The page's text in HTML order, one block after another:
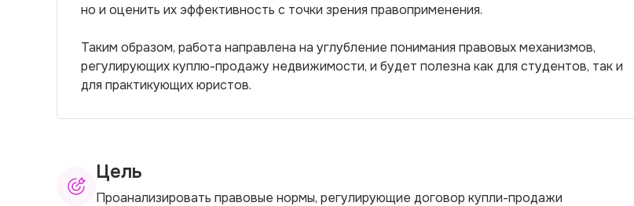
но и оценить их эффективность с точки зрения правоприменения.
Таким образом, работа направлена на углубление понимания правовых механизмов,
регулирующих куплю-продажу недвижимости, и будет полезна как для студентов, так и
для практикующих юристов.
Цель
Проанализировать правовые нормы, регулирующие договор купли-продажи